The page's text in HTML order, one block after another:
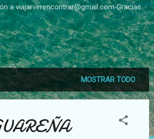
a viajarverencontrar@gmail.com Gracias.
MOSTRAR TODO